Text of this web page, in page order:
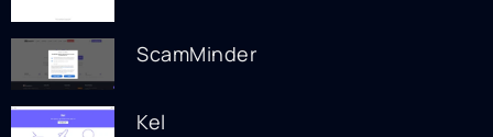
ScamMinder
Kel